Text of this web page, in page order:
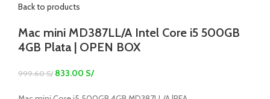
Back to products
Mac mini MD387LL/A Intel Core i5 500GB
4GB Plata | OPEN BOX
999.60S/ 833.00 S/